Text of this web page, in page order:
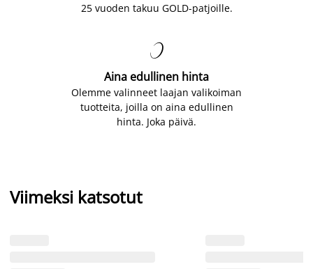
25 vuoden takuu GOLD-patjoille.

Aina edullinen hinta
Olemme valinneet laajan valikoiman
tuotteita, joilla on aina edullinen
hinta. Joka päivä.
Viimeksi katsotut